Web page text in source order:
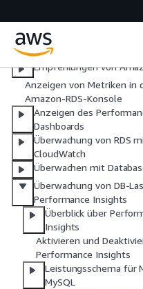
Instance
Tools zur Überwachung
Ansehen Instance Status
Empfehlungen von
Anzeigen von Metriken in
Amazon-RDS-Konsole
Anzeigen des
Dashboards
Überwachung von RDS
CloudWatch
Überwachen mit
Überwachung von DB-
Performance Insights
Überblick über
Insights
Aktivieren und
Performance Insights
Leistungsschema für
MySQL